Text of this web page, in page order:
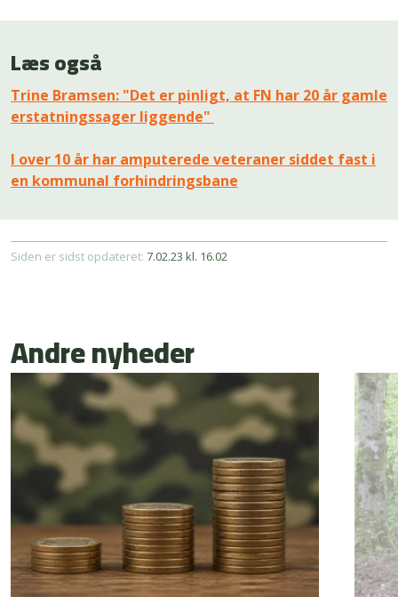
Læs også
Trine Bramsen: "Det er pinligt, at FN har 20 år gamle
erstatningssager liggende"
I over 10 år har amputerede veteraner siddet fast i
en kommunal forhindringsbane
Siden er sidst opdateret: 7.02.23 kl. 16.02
Andre nyheder